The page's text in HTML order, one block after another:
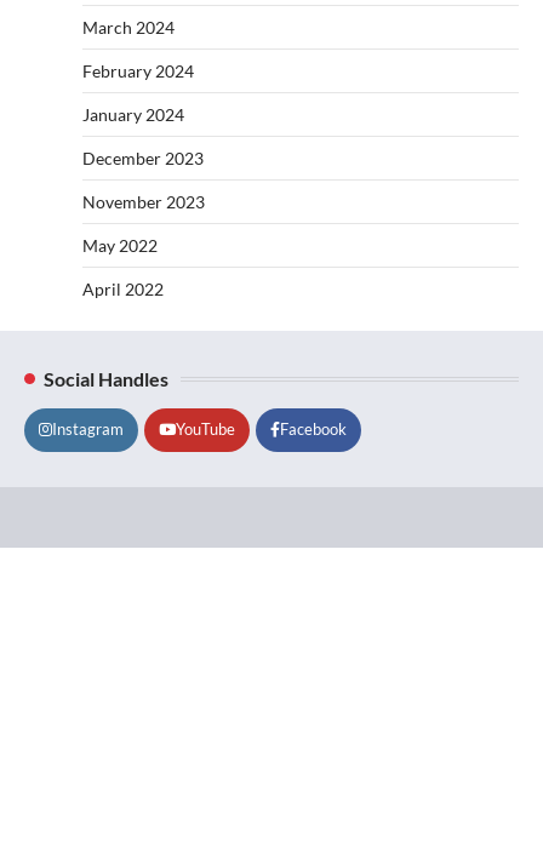
March 2024
February 2024
January 2024
December 2023
November 2023
May 2022
April 2022
Social Handles
Instagram YouTube Facebook